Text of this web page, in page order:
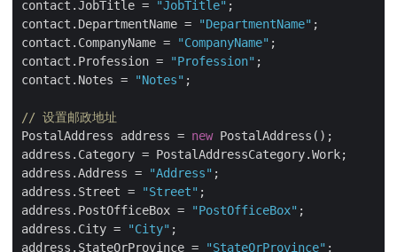
contact.JobTitle =
"JobTitle" ;
contact.DepartmentName =
"DepartmentName" ;
contact.CompanyName =
"CompanyName" ;
contact.Profession =
"Profession" ;
contact.Notes =
"Notes" ;
// 设置邮政地址
PostalAddress address = new PostalAddress();
address.Category = PostalAddressCategory.Work;
address.Address =
"Address" ;
address.Street =
"Street" ;
address.PostOfficeBox =
"PostOfficeBox" ;
address.City =
"City" ;
address.StateOrProvince =
"StateOrProvince" ;